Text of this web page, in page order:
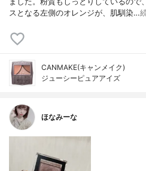
スとなる左側のオレンジが、肌馴染…
CANMAKE(キャンメイク)
ジューシーピュアアイズ
ほなみーな